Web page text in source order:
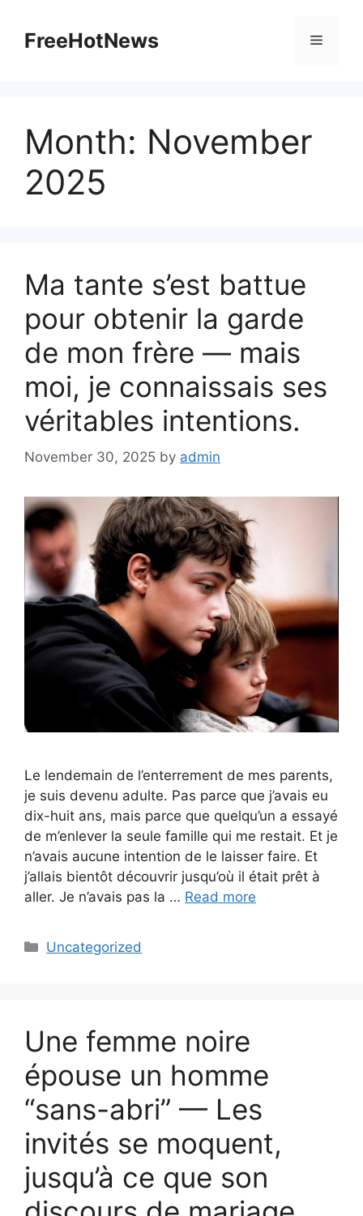
contentFreeHotNews Menu
Month: November
2025
Ma tante s’est battue
pour obtenir la garde
de mon frère — mais
moi, je connaissais ses
véritables intentions.
November 30, 2025 by admin
Le lendemain de l’enterrement de mes parents,
je suis devenu adulte. Pas parce que j’avais eu
dix-huit ans, mais parce que quelqu’un a essayé
de m’enlever la seule famille qui me restait. Et je
n’avais aucune intention de le laisser faire. Et
j’allais bientôt découvrir jusqu’où il était prêt à
aller. Je n’avais pas la … Read more
Categories
Uncategorized
Une femme noire
épouse un homme
“sans-abri” — Les
invités se moquent,
jusqu’à ce que son